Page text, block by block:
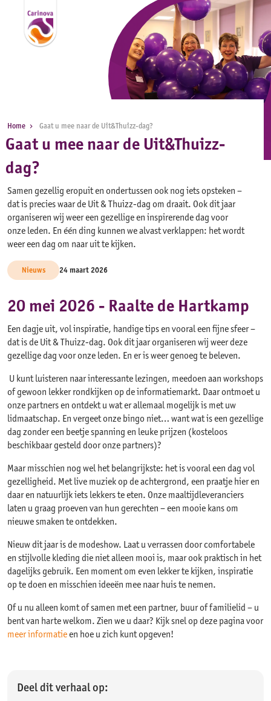
Home Gaat u mee naar de Uit&Thuizz-dag?
Gaat u mee naar de Uit&Thuizz-
dag?
Samen gezellig eropuit en ondertussen ook nog iets opsteken –
dat is precies waar de Uit & Thuizz-dag om draait. Ook dit jaar
organiseren wij weer een gezellige en inspirerende dag voor
onze leden. En één ding kunnen we alvast verklappen: het wordt
weer een dag om naar uit te kijken.
Nieuws 24 maart 2026
20 mei 2026 - Raalte de Hartkamp
Een dagje uit, vol inspiratie, handige tips en vooral een fijne sfeer –
dat is de Uit & Thuizz-dag. Ook dit jaar organiseren wij weer deze
gezellige dag voor onze leden. En er is weer genoeg te beleven.
U kunt luisteren naar interessante lezingen, meedoen aan workshops
of gewoon lekker rondkijken op de informatiemarkt. Daar ontmoet u
onze partners en ontdekt u wat er allemaal mogelijk is met uw
lidmaatschap. En vergeet onze bingo niet… want wat is een gezellige
dag zonder een beetje spanning en leuke prijzen (kosteloos
beschikbaar gesteld door onze partners)?
Maar misschien nog wel het belangrijkste: het is vooral een dag vol
gezelligheid. Met live muziek op de achtergrond, een praatje hier en
daar en natuurlijk iets lekkers te eten. Onze maaltijdleveranciers
laten u graag proeven van hun gerechten – een mooie kans om
nieuwe smaken te ontdekken.
Nieuw dit jaar is de modeshow. Laat u verrassen door comfortabele
en stijlvolle kleding die niet alleen mooi is, maar ook praktisch in het
dagelijks gebruik. Een moment om even lekker te kijken, inspiratie
op te doen en misschien ideeën mee naar huis te nemen.
Of u nu alleen komt of samen met een partner, buur of familielid – u
bent van harte welkom. Zien we u daar? Kijk snel op deze pagina voor
meer informatieen hoe u zich kunt opgeven!
Deel dit verhaal op: